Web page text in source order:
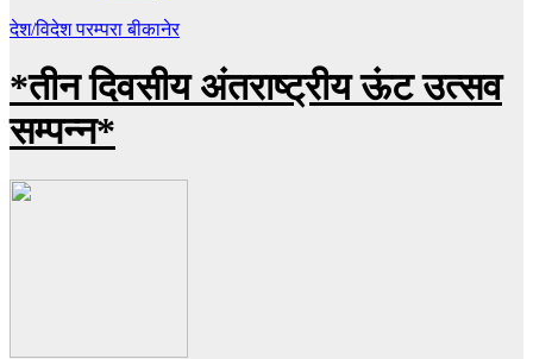
देश/विदेशपरम्पराबीकानेर
*तीन दिवसीय अंतराष्ट्रीय ऊंट उत्सव
सम्पन्न*